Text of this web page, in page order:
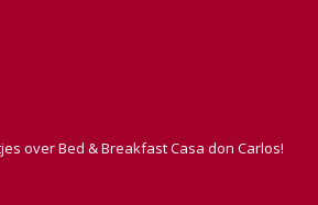
over Bed & Breakfast Casa don Carlos!